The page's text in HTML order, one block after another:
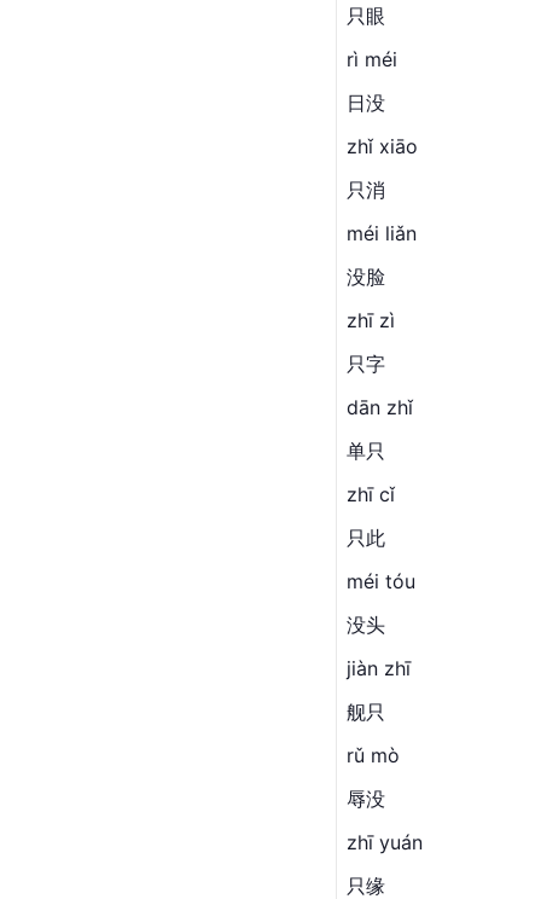
只眼
rì méi
日没
zhǐ xiāo
只消
méi liǎn
没脸
zhī zì
只字
dān zhǐ
单只
zhī cǐ
只此
méi tóu
没头
jiàn zhī
舰只
rǔ mò
辱没
zhī yuán
只缘